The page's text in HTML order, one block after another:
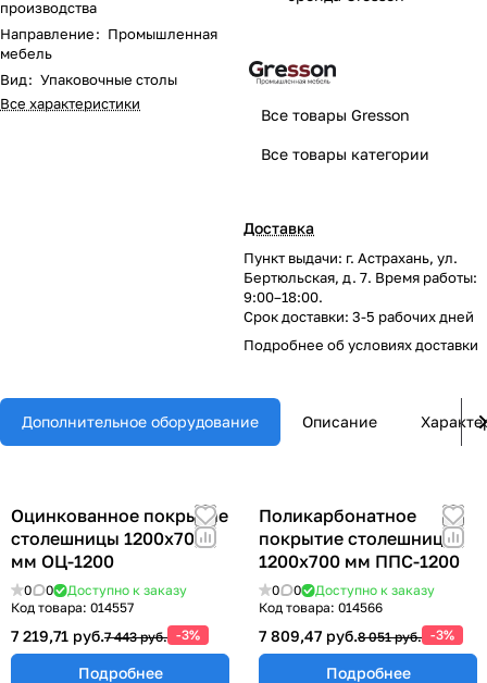
производства
Направление: Промышленная
мебель
Вид: Упаковочные столы
Все характеристики
Все товары Gresson
Все товары категории
Доставка
Пункт выдачи: г. Астрахань, ул.
Бертюльская, д. 7. Время работы:
9:00–18:00.
Срок доставки: 3-5 рабочих дней
Подробнее обусловиях доставки
Дополнительное оборудование Описание
Оцинкованное покрытие
столешницы 1200х700
мм ОЦ-1200
0 0
Доступно к заказу
Код товара: 014557
7 219,71 руб.7 443 руб. -3%
Подробнее
Поликарбонатное
покрытие столешницы
1200х700 мм ППС-1200
0 0
Доступно к заказу
Код товара: 014566
7 809,47 руб.8 051 руб. -3%
Подробнее